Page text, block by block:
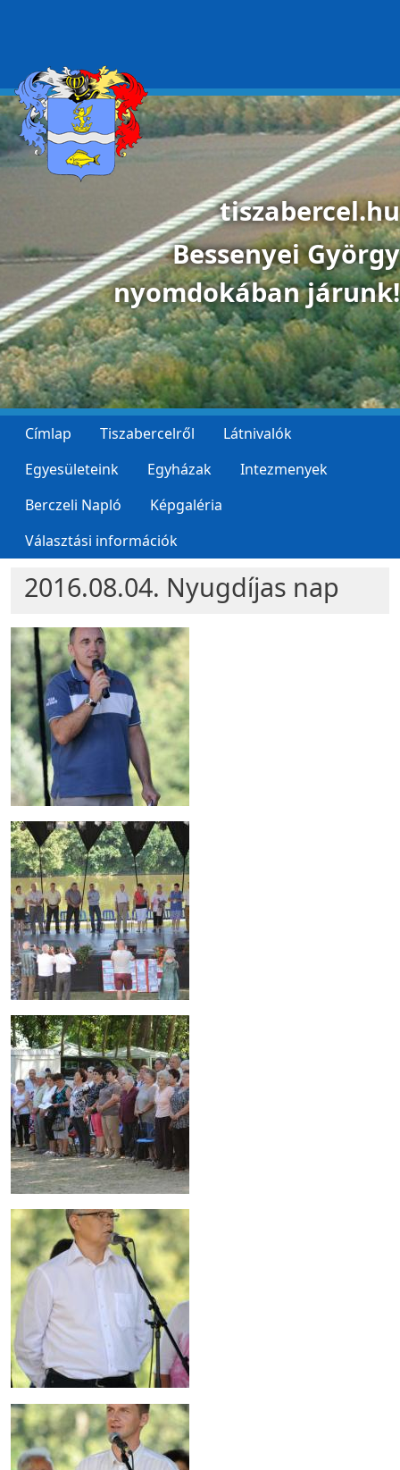
tiszabercel.hu
Bessenyei György
nyomdokában járunk!
Címlap Tiszabercelről
Látnivalók
Egyesületeink
Egyházak
Intezmenyek
Berczeli Napló
Képgaléria
Választási információk
2016.08.04. Nyugdíjas nap